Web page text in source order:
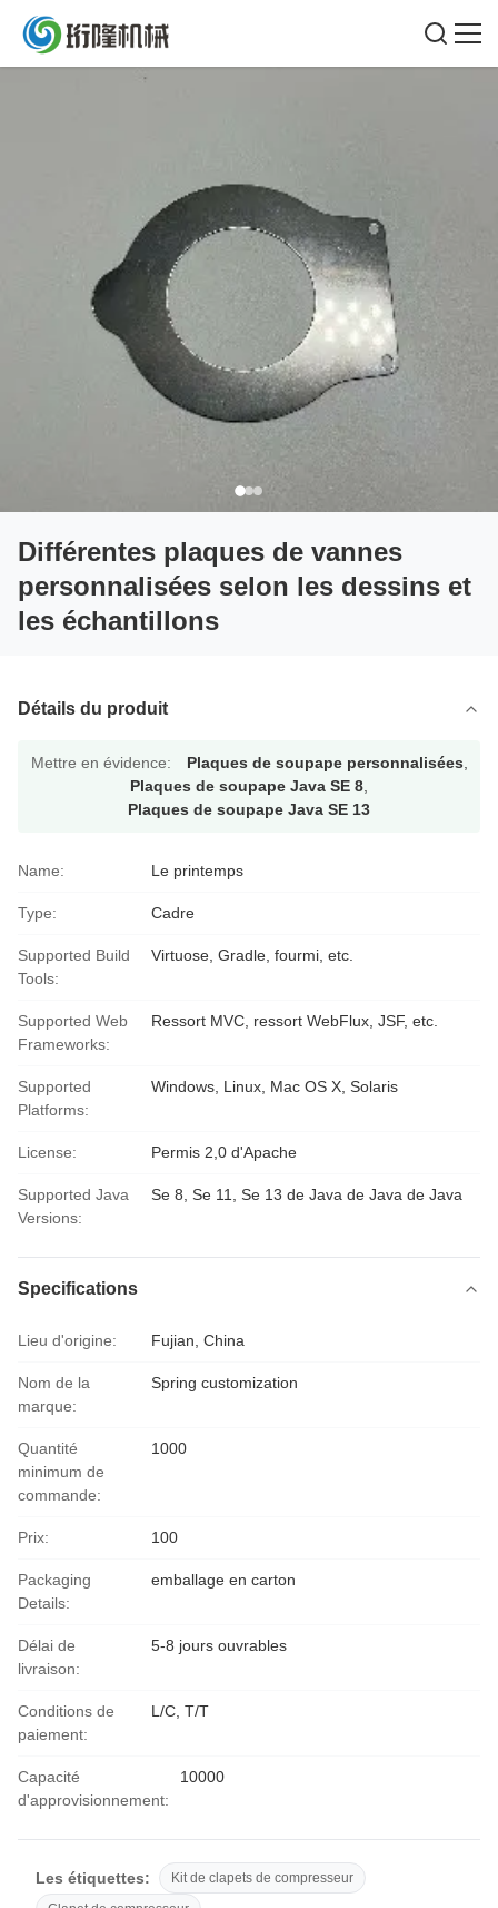
Différentes plaques de vannes
personnalisées selon les dessins et
les échantillons
Détails du produit
Mettre en évidence: Plaques de soupape personnalisées
Plaques de soupape Java SE 8
Plaques de soupape Java SE 13
Name: Le printemps
Type: Cadre
Supported Build
Tools:
Virtuose, Gradle, fourmi, etc.
Supported Web
Frameworks:
Ressort MVC, ressort WebFlux, JSF, etc.
Supported
Platforms:
Windows, Linux, Mac OS X, Solaris
License: Permis 2,0 d'Apache
Supported Java
Versions:
Se 8, Se 11, Se 13 de Java de Java de Java
Specifications
Lieu d'origine: Fujian, China
Nom de la
marque:
Spring customization
Quantité
minimum de
commande:
1000
Prix: 100
Packaging
Details:
emballage en carton
Délai de
livraison:
5-8 jours ouvrables
Conditions de
paiement:
L/C, T/T
Capacité
d'approvisionnement:
10000
Les étiquettes:
Kit de clapets de compresseur